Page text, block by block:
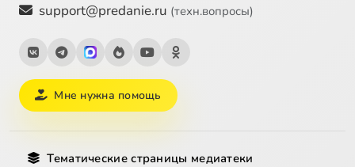
support@predanie.ru (техн.вопросы)
Мне нужна помощь
Тематические страницы медиатеки